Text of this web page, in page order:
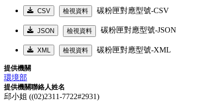
CSV 檢視資料 碳粉匣對應型號-CSV
JSON 檢視資料 碳粉匣對應型號-JSON
XML 檢視資料 碳粉匣對應型號-XML
提供機關
環境部
提供機關聯絡人姓名
邱小姐 ((02)2311-7722#2931)